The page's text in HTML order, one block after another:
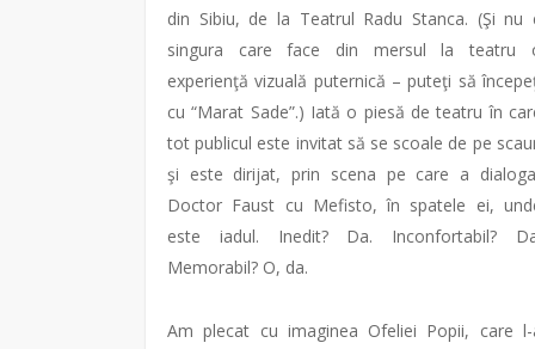
din Sibiu, de la Teatrul Radu Stanca. (Şi nu
singura care face din mersul la teatru
experienţă vizuală puternică – puteţi să
cu “Marat Sade”.) Iată o piesă de teatru în
tot publicul este invitat să se scoale de pe
şi este dirijat, prin scena pe care a
Doctor Faust cu Mefisto, în spatele ei,
este iadul. Inedit? Da. Inconfortabil?
Memorabil? O, da.
Am plecat cu imaginea Ofeliei Popii, care l-